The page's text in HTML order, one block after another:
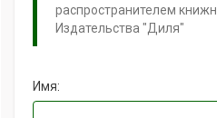
распространителем
Издательства "Диля"
Имя: